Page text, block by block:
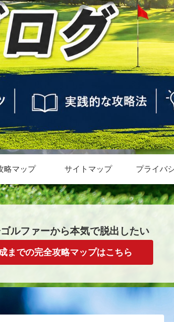
略マップ サイトマップ プライバ
ルファーから本気で脱出したい
までの完全攻略マップはこちら